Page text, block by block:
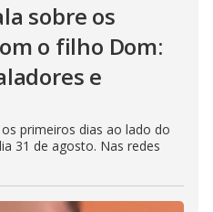
sobre os
o filho Dom:
e
primeiros dias ao lado do
31 de agosto. Nas redes